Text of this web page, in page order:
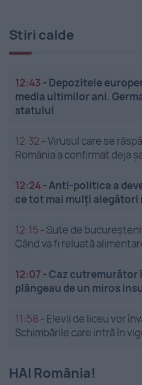
Stiri calde
12:43 - Depozitele
media ultimilor ani.
statului
12:32 -Virusul care se
România a confirmat deja
12:24-Anti-politica a
ce tot mai mulți alegători
12:15 - Sute de bucureșteni
Când va fi reluată
12:07 -Caz cutremurător
plângeau de un miros
11:58 - Elevii de liceu vor
Schimbările care intră în
HAI România!